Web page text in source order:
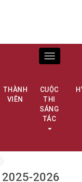
Toggle
navigation
THÀNH
VIÊN
CUỘC
THI
SÁNG
TÁC
2026